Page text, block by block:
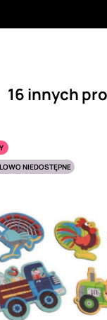
16 innych
NIEDOSTĘPNE